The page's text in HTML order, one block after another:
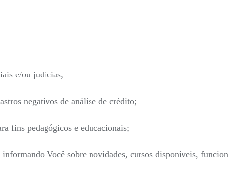
e/ou judicias;
negativos de análise de crédito;
fins pedagógicos e educacionais;
Você sobre novidades, cursos disponíveis,